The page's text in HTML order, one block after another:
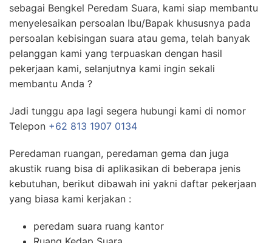
sebagai Bengkel Peredam Suara, kami siap membantu
menyelesaikan persoalan Ibu/Bapak khususnya pada
persoalan kebisingan suara atau gema, telah banyak
pelanggan kami yang terpuaskan dengan hasil
pekerjaan kami, selanjutnya kami ingin sekali
membantu Anda ?
Jadi tunggu apa lagi segera hubungi kami di nomor
Telepon +62 813 1907 0134
Peredaman ruangan, peredaman gema dan juga
akustik ruang bisa di aplikasikan di beberapa jenis
kebutuhan, berikut dibawah ini yakni daftar pekerjaan
yang biasa kami kerjakan :
peredam suara ruang kantor